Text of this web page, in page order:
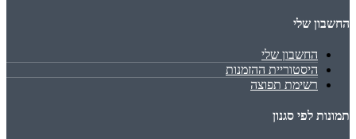
החשבון שלי
החשבון שלי
היסטוריית ההזמנות
רשימת תפוצה
תמונות לפי סגנון